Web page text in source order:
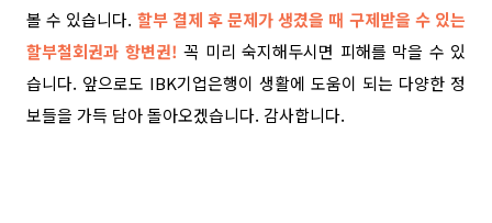
볼 수 있습니다. 할부 결제 후 문제가 생겼을 때 구제받을 수 있는
할부철회권과 항변권! 꼭 미리 숙지해두시면 피해를 막을 수 있
습니다. 앞으로도 IBK기업은행이 생활에 도움이 되는 다양한 정
보들을 가득 담아 돌아오겠습니다. 감사합니다.